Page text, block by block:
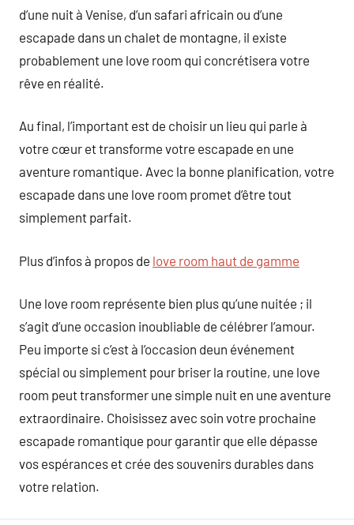
d’une nuit à Venise, d’un safari africain ou d’une
escapade dans un chalet de montagne, il existe
probablement une love room qui concrétisera votre
rêve en réalité.
Au final, l’important est de choisir un lieu qui parle à
votre cœur et transforme votre escapade en une
aventure romantique. Avec la bonne planification, votre
escapade dans une love room promet d’être tout
simplement parfait.
Plus d’infos à propos de love room haut de gamme
Une love room représente bien plus qu’une nuitée ; il
s’agit d’une occasion inoubliable de célébrer l’amour.
Peu importe si c’est à l’occasion deun événement
spécial ou simplement pour briser la routine, une love
room peut transformer une simple nuit en une aventure
extraordinaire. Choisissez avec soin votre prochaine
escapade romantique pour garantir que elle dépasse
vos espérances et crée des souvenirs durables dans
votre relation.